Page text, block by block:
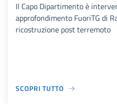
Il Capo Dipartimento è
approfondimento FuoriTG di
ricostruzione post terremoto
SCOPRI TUTTO